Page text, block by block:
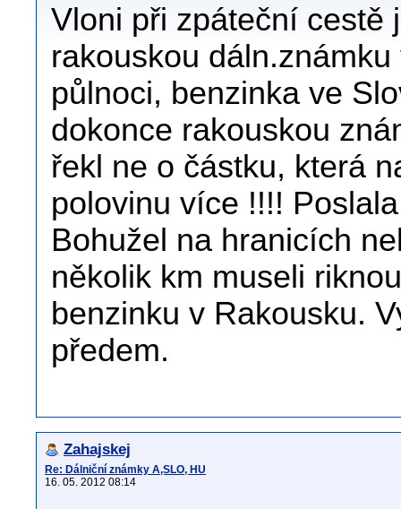
Vloni při zpáteční cestě
rakouskou
půlnoci, benzinka ve
dokonce rakouskou
řekl ne o částku, která
polovinu více !!!!
Bohužel na hranicích
několik km museli
benzinku v Rakousku.
předem.
Zahajskej
Re: Dálniční známky A,SLO, HU
16. 05. 2012 08:14